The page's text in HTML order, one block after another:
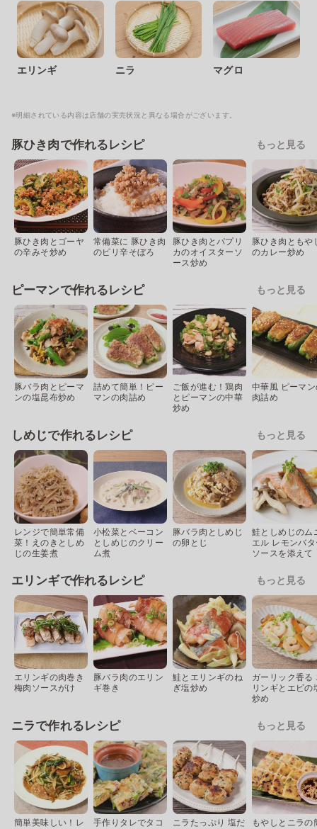
エリンギ ニラ マグロ
※明細されている内容は店舗の実売状況と異なる場合がございます。
豚ひき肉で作れるレシピ もっと見る
豚ひき肉とゴーヤ
の辛みそ炒め
常備菜に 豚ひき肉
のピリ辛そぼろ
豚ひき肉とパプリ
カのオイスターソ
ース炒め
豚ひき肉ともや
のカレー炒め
ピーマンで作れるレシピ もっと見る
豚バラ肉とピーマ
ンの塩昆布炒め
詰めて簡単！ピー
マンの肉詰め
ご飯が進む！鶏肉
とピーマンの中華
炒め
中華風 ピーマ
肉詰め
しめじで作れるレシピ もっと見る
レンジで簡単常備
菜！えのきとしめ
じの生姜煮
小松菜とベーコン
としめじのクリー
ム煮
豚バラ肉としめじ
の卵とじ
鮭としめじのム
エル レモンバ
ソースを添えて
エリンギで作れるレシピ もっと見る
エリンギの肉巻き
梅肉ソースがけ
豚バラ肉のエリン
ギ巻き
鮭とエリンギのね
ぎ塩炒め
ガーリック香る
リンギとエビの
炒め
ニラで作れるレシピ もっと見る
簡単美味しい！レ
手作りタレでタコ
ニラたっぷり 塩だ
もやしとニラの